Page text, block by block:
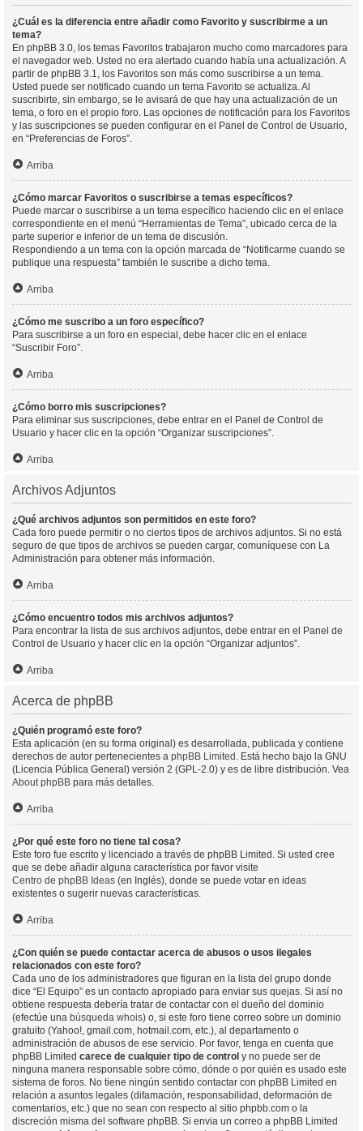
¿Cuál es la diferencia entre añadir como Favorito y suscribirme a un
tema?
En phpBB 3.0, los temas Favoritos trabajaron mucho como marcadores para
el navegador web. Usted no era alertado cuando había una actualización. A
partir de phpBB 3.1, los Favoritos son más como suscribirse a un tema.
Usted puede ser notificado cuando un tema Favorito se actualiza. Al
suscribirte, sin embargo, se le avisará de que hay una actualización de un
tema, o foro en el propio foro. Las opciones de notificación para los Favoritos
y las suscripciones se pueden configurar en el Panel de Control de Usuario,
en “Preferencias de Foros”.
Arriba
¿Cómo marcar Favoritos o suscribirse a temas específicos?
Puede marcar o suscribirse a un tema específico haciendo clic en el enlace
correspondiente en el menú “Herramientas de Tema”, ubicado cerca de la
parte superior e inferior de un tema de discusión.
Respondiendo a un tema con la opción marcada de “Notificarme cuando se
publique una respuesta” también le suscribe a dicho tema.
Arriba
¿Cómo me suscribo a un foro específico?
Para suscribirse a un foro en especial, debe hacer clic en el enlace
“Suscribir Foro”.
Arriba
¿Cómo borro mis suscripciones?
Para eliminar sus suscripciones, debe entrar en el Panel de Control de
Usuario y hacer clic en la opción “Organizar suscripciones”.
Arriba
Archivos Adjuntos
¿Qué archivos adjuntos son permitidos en este foro?
Cada foro puede permitir o no ciertos tipos de archivos adjuntos. Si no está
seguro de que tipos de archivos se pueden cargar, comuníquese con La
Administración para obtener más información.
Arriba
¿Cómo encuentro todos mis archivos adjuntos?
Para encontrar la lista de sus archivos adjuntos, debe entrar en el Panel de
Control de Usuario y hacer clic en la opción “Organizar adjuntos”.
Arriba
Acerca de phpBB
¿Quién programó este foro?
Esta aplicación (en su forma original) es desarrollada, publicada y contiene
derechos de autor pertenecientes a phpBB Limited . Está hecho bajo la GNU
(Licencia Pública General) versión 2 (GPL-2.0) y es de libre distribución. Vea
About phpBB para más detalles.
Arriba
¿Por qué este foro no tiene tal cosa?
Este foro fue escrito y licenciado a través de phpBB Limited. Si usted cree
que se debe añadir alguna característica por favor visite
Centro de phpBB Ideas (en Inglés), donde se puede votar en ideas
existentes o sugerir nuevas características.
Arriba
¿Con quién se puede contactar acerca de abusos o usos ilegales
relacionados con este foro?
Cada uno de los administradores que figuran en la lista del grupo donde
dice “El Equipo” es un contacto apropiado para enviar sus quejas. Si así no
obtiene respuesta debería tratar de contactar con el dueño del dominio
(efectúe una búsqueda whois) o, si este foro tiene correo sobre un dominio
gratuito (Yahoo!, gmail.com, hotmail.com, etc.), al departamento o
administración de abusos de ese servicio. Por favor, tenga en cuenta que
phpBB Limited carece de cualquier tipo de control y no puede ser de
ninguna manera responsable sobre cómo, dónde o por quién es usado este
sistema de foros. No tiene ningún sentido contactar con phpBB Limited en
relación a asuntos legales (difamación, responsabilidad, deformación de
comentarios, etc.) que no sean con respecto al sitio phpbb.com o la
discreción misma del software phpBB. Si envia un correo a phpBB Limited